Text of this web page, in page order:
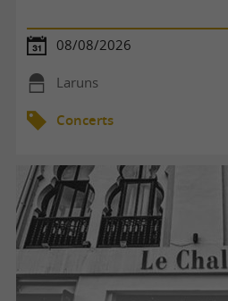
08/08/2026
Laruns
Concerts